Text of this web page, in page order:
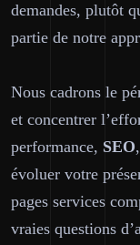
demandes, plutôt
partie de notre
Nous cadrons le
et concentrer
performance, SEO
évoluer votre
pages services
vraies questions